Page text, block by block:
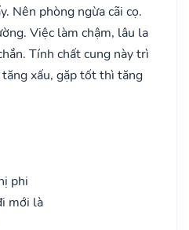
Nên phòng ngừa cãi cọ.
Việc làm chậm, lâu la
Tính chất cung này trì
xấu, gặp tốt thì tăng
phi
mới là